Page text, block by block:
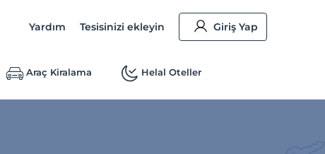
Yardım Tesisinizi ekleyin Giriş Yap
Araç Kiralama Helal Oteller